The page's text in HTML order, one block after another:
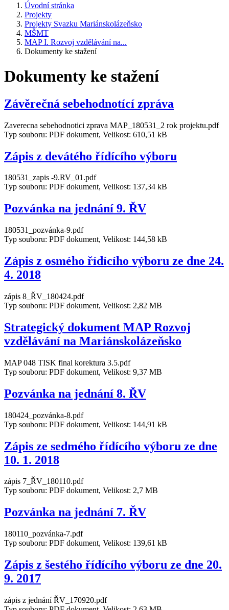
Úvodní stránka
Projekty
Projekty Svazku Mariánskolázeňsko
MŠMT
MAP I. Rozvoj vzdělávání na...
Dokumenty ke stažení
Dokumenty ke stažení
Závěrečná sebehodnotící zpráva
Zaverecna sebehodnotici zprava MAP_180531_2 rok projektu.pdf
Typ souboru: PDF dokument, Velikost: 610,51 kB
Zápis z devátého řídícího výboru
180531_zapis -9.RV_01.pdf
Typ souboru: PDF dokument, Velikost: 137,34 kB
Pozvánka na jednání 9. ŘV
180531_pozvánka-9.pdf
Typ souboru: PDF dokument, Velikost: 144,58 kB
Zápis z osmého řídícího výboru ze dne 24.
4. 2018
zápis 8_ŘV_180424.pdf
Typ souboru: PDF dokument, Velikost: 2,82 MB
Strategický dokument MAP Rozvoj
vzdělávání na Mariánskolázeňsko
MAP 048 TISK final korektura 3.5.pdf
Typ souboru: PDF dokument, Velikost: 9,37 MB
Pozvánka na jednání 8. ŘV
180424_pozvánka-8.pdf
Typ souboru: PDF dokument, Velikost: 144,91 kB
Zápis ze sedmého řídícího výboru ze dne
10. 1. 2018
zápis 7_ŘV_180110.pdf
Typ souboru: PDF dokument, Velikost: 2,7 MB
Pozvánka na jednání 7. ŘV
180110_pozvánka-7.pdf
Typ souboru: PDF dokument, Velikost: 139,61 kB
Zápis z šestého řídícího výboru ze dne 20.
9. 2017
zápis z jednání ŘV_170920.pdf